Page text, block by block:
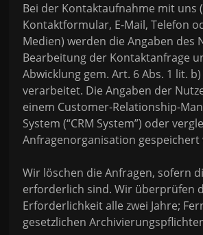
Bei der Kontaktaufnahme mit uns
Kontaktformular, E-Mail, Telefon
Medien) werden die Angaben des
Bearbeitung der Kontaktanfrage
Abwicklung gem. Art. 6 Abs. 1 lit. b)
verarbeitet. Die Angaben der
einem Customer-Relationship-
System (“CRM System”) oder
Anfragenorganisation gespeichert
Wir löschen die Anfragen, sofern
erforderlich sind. Wir überprüfen
Erforderlichkeit alle zwei Jahre;
gesetzlichen